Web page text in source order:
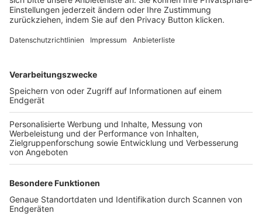
FOLGE DEM BFV
TOP-VEREINE
TOP-PARTNER